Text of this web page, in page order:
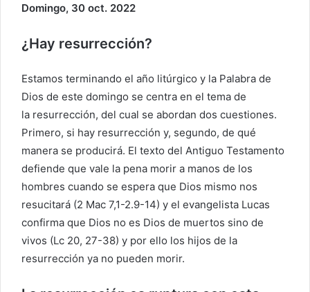
Domingo, 30 oct. 2022
¿Hay resurrección?
Estamos terminando el año litúrgico y la Palabra de
Dios de este domingo se centra en el tema de
la resurrección, del cual se abordan dos cuestiones.
Primero, si hay resurrección y, segundo, de qué
manera se producirá. El texto del Antiguo Testamento
defiende que vale la pena morir a manos de los
hombres cuando se espera que Dios mismo nos
resucitará (2 Mac 7,1-2.9-14) y el evangelista Lucas
confirma que Dios no es Dios de muertos sino de
vivos (Lc 20, 27-38) y por ello los hijos de la
resurrección ya no pueden morir.